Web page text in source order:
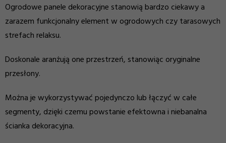
Ogrodowe panele dekoracyjne stanowią bardzo ciekawy a
zarazem funkcjonalny element w ogrodowych czy tarasowych
strefach relaksu.
Doskonale aranżują one przestrzeń, stanowiąc oryginalne
przesłony.
Można je wykorzystywać pojedynczo lub łączyć w całe
segmenty, dzięki czemu powstanie efektowna i niebanalna
ścianka dekoracyjna.